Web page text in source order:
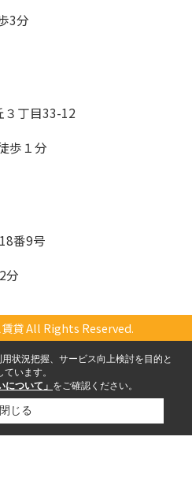
3分
３丁目33-12
歩１分
番9号
分
貸 All Rights Reserved.
状況把握、サービス向上検討を目的と
います。
について」 をご確認ください。
閉じる